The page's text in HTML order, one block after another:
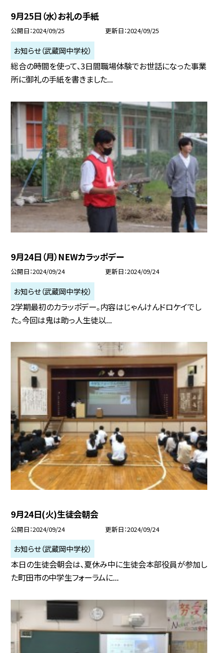
9月25日（水）お礼の手紙
公開日 2024/09/25 更新日 2024/09/25
お知らせ（武蔵岡中学校）
総合の時間を使って、3日間職場体験でお世話になった事業
所に御礼の手紙を書きました...
9月24日（月）NEWカラッポデー
公開日 2024/09/24 更新日 2024/09/24
お知らせ（武蔵岡中学校）
2学期最初のカラッポデー。内容はじゃんけんドロケイでし
た。今回は鬼は助っ人生徒以...
9月24日(火)生徒会朝会
公開日 2024/09/24 更新日 2024/09/24
お知らせ（武蔵岡中学校）
本日の生徒会朝会は、夏休み中に生徒会本部役員が参加し
た町田市の中学生フォーラムに...